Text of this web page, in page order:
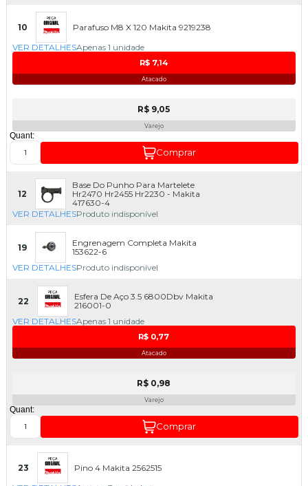
10
Parafuso M8 X 120 Makita 9219238
VER DETALHESApenas 1 unidade
R$ 7,14
Atacado
R$ 9,05
Varejo
Quant:
Comprar
12
Base Do Punho Para Martelete
Hr2470 Hr2455 Hr2230 - Makita
417630-4
VER DETALHESProduto indisponível
19
Engrenagem Completa Makita
153622-6
VER DETALHESProduto indisponível
22
Esfera De Aço 3.5 6800Dbv Makita
216001-0
VER DETALHESApenas 1 unidade
R$ 0,77
Atacado
R$ 0,98
Varejo
Quant:
Comprar
23
Pino 4 Makita 2562515